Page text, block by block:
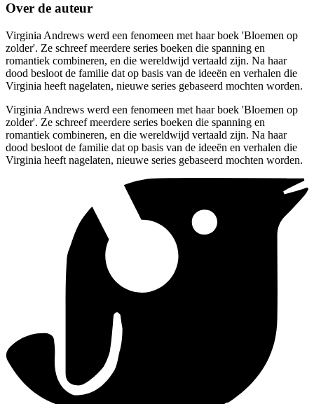
Over de auteur
Virginia Andrews werd een fenomeen met haar boek 'Bloemen op
zolder'. Ze schreef meerdere series boeken die spanning en
romantiek combineren, en die wereldwijd vertaald zijn. Na haar
dood besloot de familie dat op basis van de ideeën en verhalen die
Virginia heeft nagelaten, nieuwe series gebaseerd mochten worden.
Virginia Andrews werd een fenomeen met haar boek 'Bloemen op
zolder'. Ze schreef meerdere series boeken die spanning en
romantiek combineren, en die wereldwijd vertaald zijn. Na haar
dood besloot de familie dat op basis van de ideeën en verhalen die
Virginia heeft nagelaten, nieuwe series gebaseerd mochten worden.